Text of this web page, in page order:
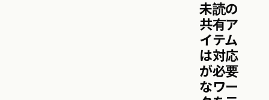
未読の
共有ア
イテム
は対応
が必要
なワー